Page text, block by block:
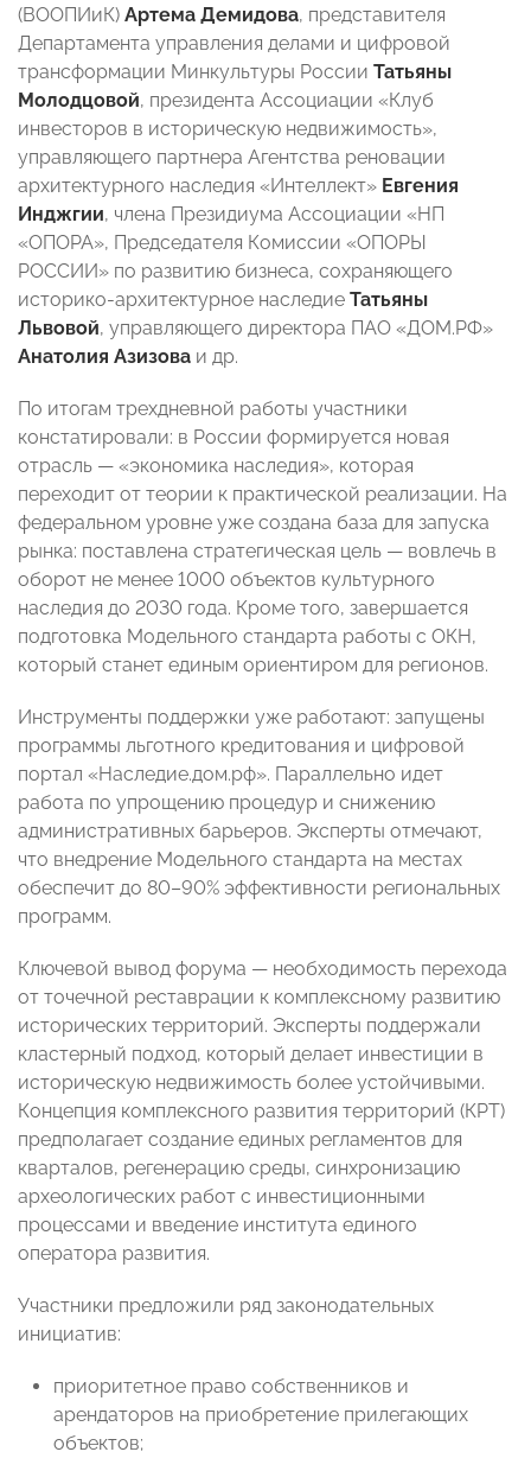
(ВООПИиК) Артема Демидова, представителя
Департамента управления делами и цифровой
трансформации Минкультуры России Татьяны
Молодцовой, президента Ассоциации «Клуб
инвесторов в историческую недвижимость»,
управляющего партнера Агентства реновации
архитектурного наследия «Интеллект» Евгения
Инджгии, члена Президиума Ассоциации «НП
«ОПОРА», Председателя Комиссии «ОПОРЫ
РОССИИ» по развитию бизнеса, сохраняющего
историко-архитектурное наследие Татьяны
Львовой, управляющего директора ПАО «ДОМ.РФ»
Анатолия Азизова и др.
По итогам трехдневной работы участники
констатировали: в России формируется новая
отрасль — «экономика наследия», которая
переходит от теории к практической реализации. На
федеральном уровне уже создана база для запуска
рынка: поставлена стратегическая цель — вовлечь в
оборот не менее 1000 объектов культурного
наследия до 2030 года. Кроме того, завершается
подготовка Модельного стандарта работы с ОКН,
который станет единым ориентиром для регионов.
Инструменты поддержки уже работают: запущены
программы льготного кредитования и цифровой
портал «Наследие.дом.рф». Параллельно идет
работа по упрощению процедур и снижению
административных барьеров. Эксперты отмечают,
что внедрение Модельного стандарта на местах
обеспечит до 80–90% эффективности региональных
программ.
Ключевой вывод форума — необходимость перехода
от точечной реставрации к комплексному развитию
исторических территорий. Эксперты поддержали
кластерный подход, который делает инвестиции в
историческую недвижимость более устойчивыми.
Концепция комплексного развития территорий (КРТ)
предполагает создание единых регламентов для
кварталов, регенерацию среды, синхронизацию
археологических работ с инвестиционными
процессами и введение института единого
оператора развития.
Участники предложили ряд законодательных
инициатив:
приоритетное право собственников и
арендаторов на приобретение прилегающих
объектов;